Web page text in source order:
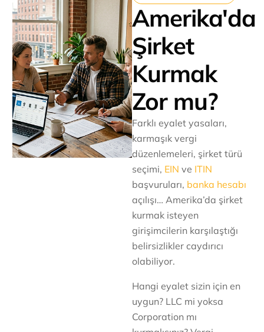
Amerika'da
Şirket
Kurmak
Zor mu?
Farklı eyalet yasaları,
karmaşık vergi
düzenlemeleri, şirket türü
seçimi, EIN ve ITIN
başvuruları, banka hesabı
açılışı… Amerika’da şirket
kurmak isteyen
girişimcilerin karşılaştığı
belirsizlikler caydırıcı
olabiliyor.
Hangi eyalet sizin için en
uygun? LLC mi yoksa
Corporation mı